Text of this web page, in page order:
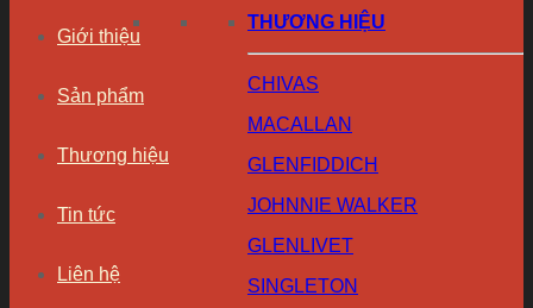
Giới thiệu
Sản phẩm
Thương hiệu
Tin tức
Liên hệ
THƯƠNG HIỆU
CHIVAS
MACALLAN
GLENFIDDICH
JOHNNIE WALKER
GLENLIVET
SINGLETON